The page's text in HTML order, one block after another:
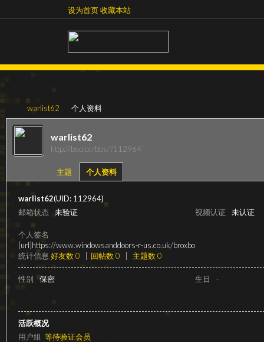
收藏本站设为首页收藏本站
›
warlist62 个人资料
warlist62
http://bsq.cc/bbs/?112964
主题 个人资料
warlist62(UID: 112964)
邮箱状态
未验证 视频认证 未认证
个人签名
[url]https://www.windowsanddoors-r-us.co.uk/broxbo
统计信息 好友数 0 回帖数 0 主题数 0
性别 保密 生日 -
活跃概况
用户组 等待验证会员